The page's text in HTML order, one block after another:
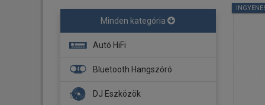
Minden kategória
Autó HiFi
Fejegység
Erősítő
Bluetooth Hangszóró
DJ Eszközök